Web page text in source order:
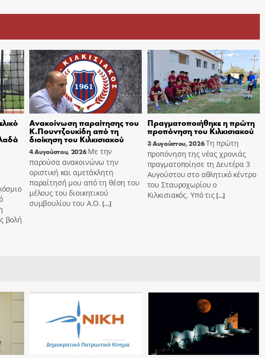
βολή
Ανακοίνωση παραίτησης του
Κ.Πουντζουκίδη από τη
διοίκηση του Κιλκισιακού
4 Αυγούστου, 2026 Με την
παρούσα ανακοινώνω την
οριστική και αμετάκλητη
παραίτησή μου από τη θέση του
μέλους του διοικητικού
συμβουλίου του Α.Ο. […]
Πραγματοποιήθηκε η πρώτη
προπόνηση του Κιλκισιακού
3 Αυγούστου, 2026Τη πρώτη
προπόνηση της νέας χρονιάς
πραγματοποίησε τη Δευτέρα 3
Αυγούστου στο αθλητικό κέντρο
του Σταυροχωρίου ο
Κιλκισιακός. Υπό τις[…]